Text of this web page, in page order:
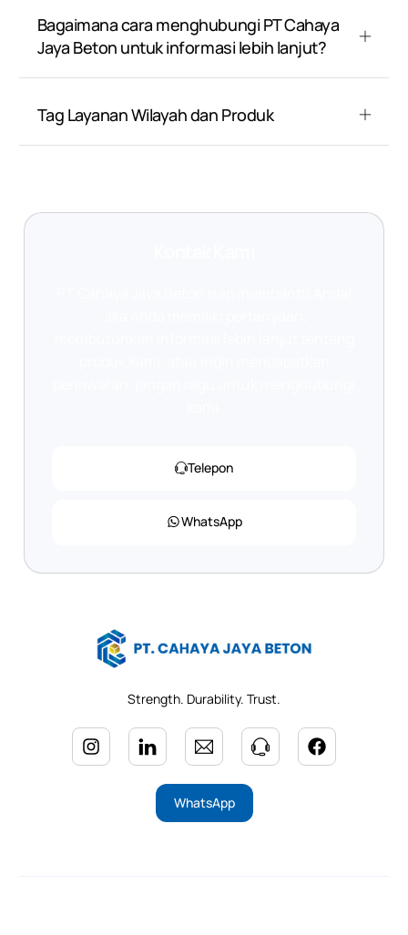
Bagaimana cara menghubungi PT Cahaya
Jaya Beton untuk informasi lebih lanjut?
Tag Layanan Wilayah dan Produk
Telepon
WhatsApp
Strength. Durability. Trust.
WhatsApp